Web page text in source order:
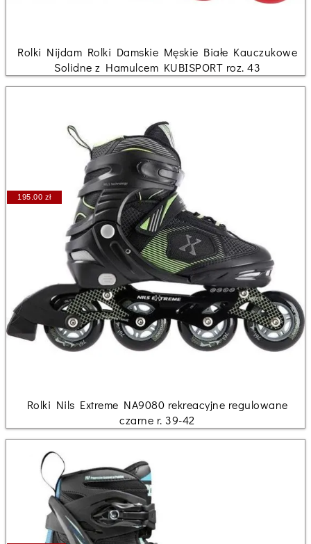
Rolki Nijdam Rolki Damskie Męskie Białe Kauczukowe
Solidne z Hamulcem KUBISPORT roz. 43
195.00 zł
Rolki Nils Extreme NA9080 rekreacyjne regulowane
czarne r. 39-42